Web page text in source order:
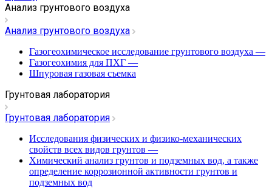
Анализ грунтового воздуха
Анализ грунтового воздуха
Газогеохимическое исследование грунтового воздуха —
Газогеохимия для ПХГ —
Шпуровая газовая съемка
Грунтовая лаборатория
Грунтовая лаборатория
Исследования физических и физико-механических
свойств всех видов грунтов —
Химический анализ грунтов и подземных вод, а также
определение коррозионной активности грунтов и
подземных вод